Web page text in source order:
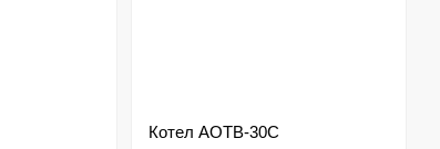
Котел АОТВ-30С